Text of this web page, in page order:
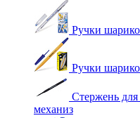
Ручки
Ручки
Стержень
механиз